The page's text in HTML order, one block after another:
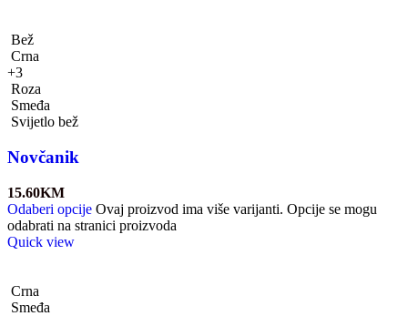
Bež
Crna
+3
Roza
Smeđa
Svijetlo bež
Novčanik
15.60KM
Odaberi opcije Ovaj proizvod ima više varijanti. Opcije se mogu
odabrati na stranici proizvoda
Quick view
Crna
Smeđa